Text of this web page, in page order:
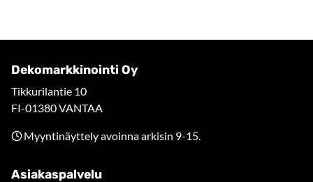
Dekomarkkinointi Oy
Tikkurilantie 10
FI-01380 VANTAA
Myyntinäyttely avoinna arkisin 9-15.
Asiakaspalvelu